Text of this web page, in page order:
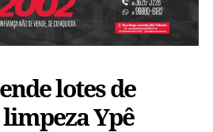
lotes de
Ypê